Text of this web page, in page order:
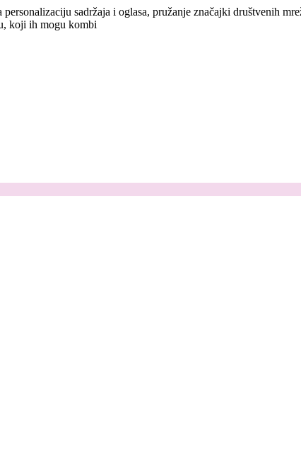
sadržaja i oglasa, pružanje značajki društvenih
koji ih mogu kombi